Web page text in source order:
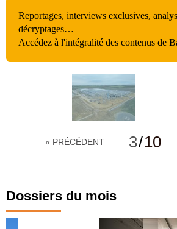
Reportages, interviews exclusives,
décryptages…
Accédez à l'intégralité des contenus de
« PRÉCÉDENT 3/10
Dossiers du mois